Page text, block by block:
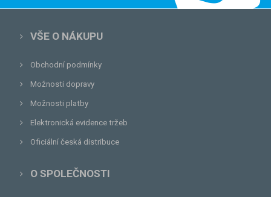
VŠE O NÁKUPU
Obchodní podmínky
Možnosti dopravy
Možnosti platby
Elektronická evidence tržeb
Oficiální česká distribuce
O SPOLEČNOSTI